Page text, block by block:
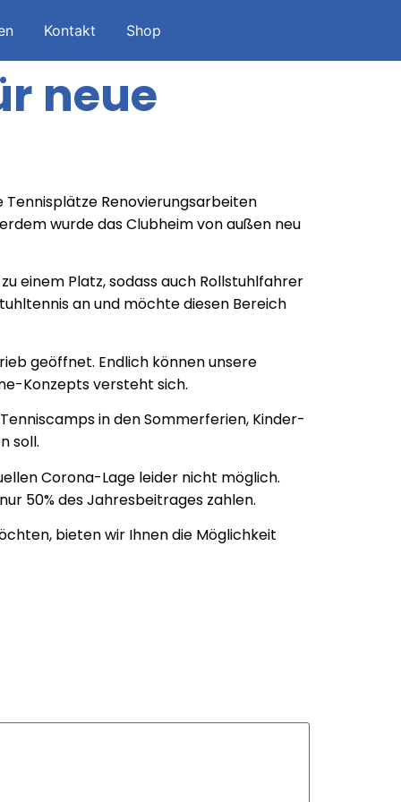
Kontakt Shop
neue
Tennisplätze Renovierungsarbeiten
wurde das Clubheim von außen neu
einem Platz, sodass auch Rollstuhlfahrer
an und möchte diesen Bereich
geöffnet. Endlich können unsere
Konzepts versteht sich.
in den Sommerferien, Kinder-
soll.
Corona-Lage leider nicht möglich.
50% des Jahresbeitrages zahlen.
bieten wir Ihnen die Möglichkeit